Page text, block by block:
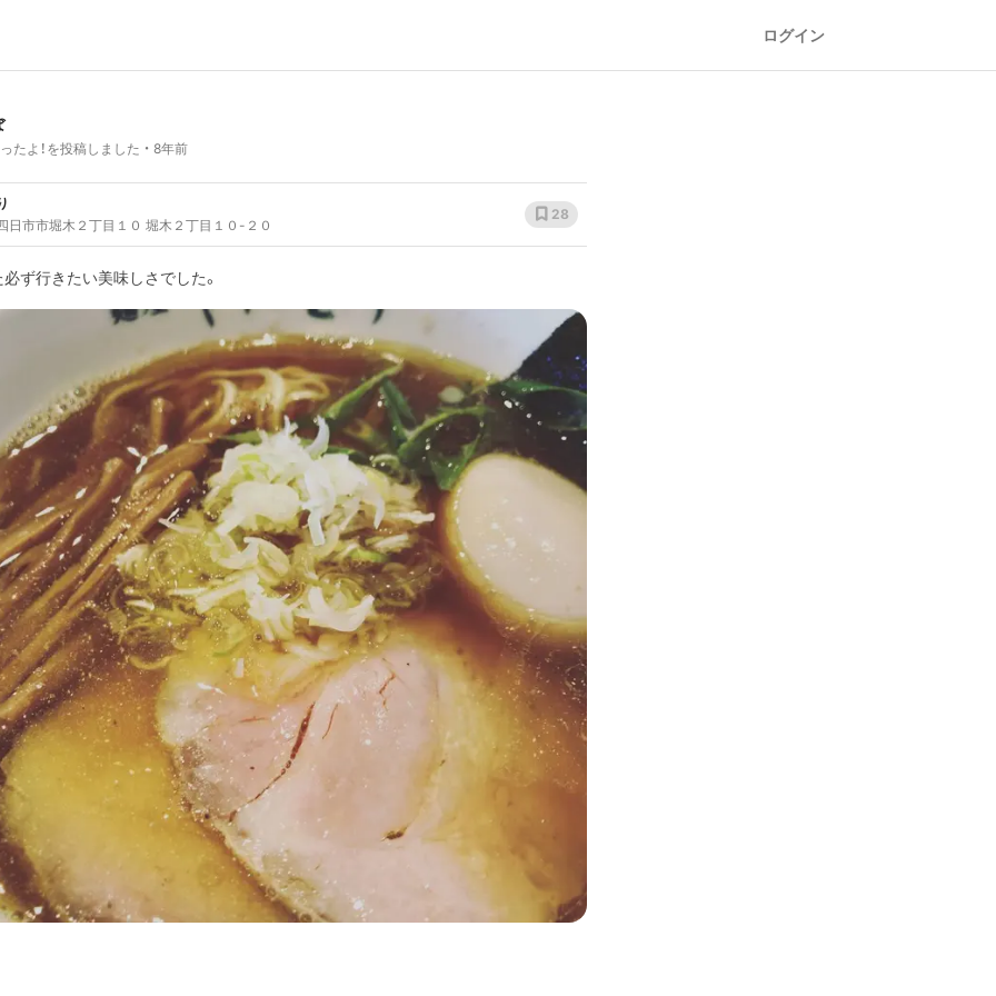
ログイン
たよ！を投稿しました 8年前
日市市堀木２丁目１０ 堀木２丁目１０-２０
28
ず行きたい美味しさでした。